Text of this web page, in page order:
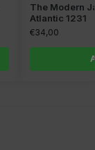
The Modern
Atlantic 1231
€34,00